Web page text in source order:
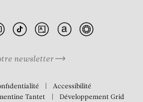
newsletter
Accessibilité
Tantet Développement Grid